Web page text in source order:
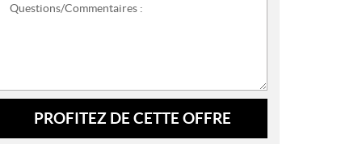
Questions/Commentaires :
PROFITEZ DE CETTE OFFRE